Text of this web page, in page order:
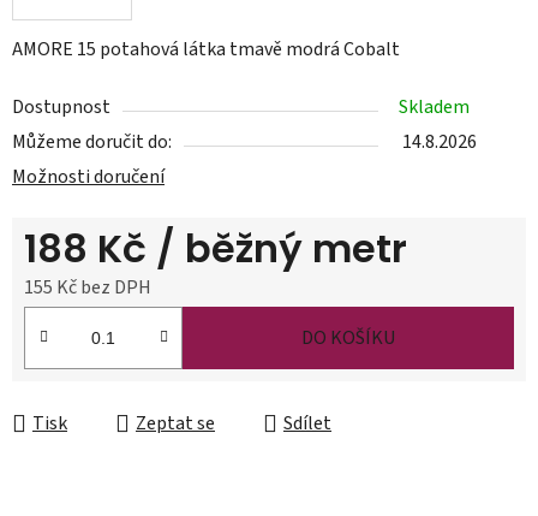
AMORE 15 potahová látka tmavě modrá Cobalt
Dostupnost
Skladem
Můžeme doručit do:
14.8.2026
Možnosti doručení
188 Kč / běžný metr
155 Kč bez DPH
Měrná cena:
DO KOŠÍKU
Tisk Zeptat se Sdílet